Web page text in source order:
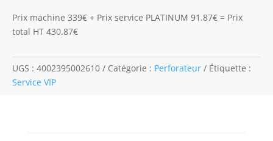
Prix machine 339€ + Prix service PLATINUM 91.87€ = Prix
total HT 430.87€
UGS : 4002395002610 Catégorie : Perforateur
Étiquette :
Service VIP